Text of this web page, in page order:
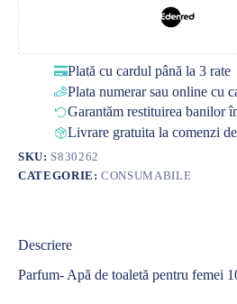
Plată cu cardul până la 3 rate
Plata numerar sau online cu
Garantăm restituirea banilor
Livrare gratuita la comenzi
SKU: S830262
CATEGORIE:CONSUMABILE
Descriere
Parfum- Apă de toaletă pentru femei